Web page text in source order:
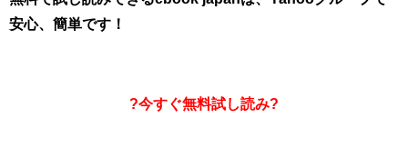
安心、簡単です！
?今すぐ無料試し読み?